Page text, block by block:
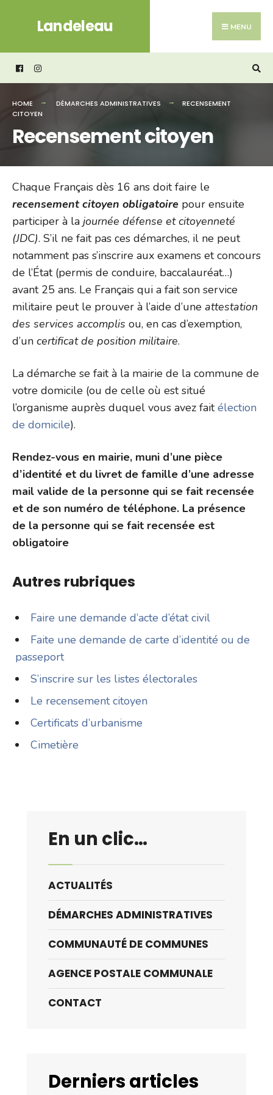
Landeleau MENU
HOME DÉMARCHES ADMINISTRATIVES
RECENSEMENT
CITOYEN
Recensement citoyen
Chaque Français dès 16 ans doit faire le
recensement citoyen obligatoire pour ensuite
participer à la journée défense et citoyenneté
(JDC). S’il ne fait pas ces démarches, il ne peut
notamment pas s’inscrire aux examens et concours
de l’État (permis de conduire, baccalauréat…)
avant 25 ans. Le Français qui a fait son service
militaire peut le prouver à l’aide d’une attestation
des services accomplis ou, en cas d’exemption,
d’un certificat de position militaire.
La démarche se fait à la mairie de la commune de
votre domicile (ou de celle où est situé
l’organisme auprès duquel vous avez faitélection
de domicile).
Rendez-vous en mairie, muni d’une pièce
d’identité et du livret de famille d’une adresse
mail valide de la personne qui se fait recensée
et de son numéro de téléphone. La présence
de la personne qui se fait recensée est
obligatoire
Autres rubriques
Faire une demande d’acte d’état civil
Faite une demande de carte d’identité ou de
passeport
S’inscrire sur les listes électorales
Le recensement citoyen
Certificats d’urbanisme
Cimetière
En un clic…
ACTUALITÉS
DÉMARCHES ADMINISTRATIVES
COMMUNAUTÉ DE COMMUNES
AGENCE POSTALE COMMUNALE
CONTACT
Derniers articles
for: